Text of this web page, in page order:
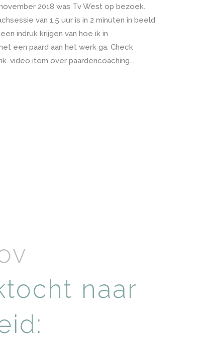
2018 was Tv West op bezoek.
van 1,5 uur is in 2 minuten in beeld
indruk krijgen van hoe ik in
een paard aan het werk ga. Check
video item over paardencoaching...
naar